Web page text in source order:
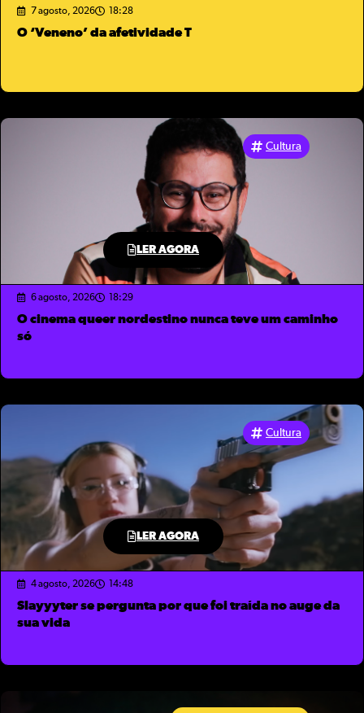
7 agosto, 2026 18:28
O ‘Veneno’ da afetividade T
LER AGORA
Cultura
6 agosto, 2026 18:29
O cinema queer nordestino nunca teve um caminho
só
LER AGORA
Cultura
4 agosto, 2026 14:48
Slayyyter se pergunta por que foi traída no auge da
sua vida